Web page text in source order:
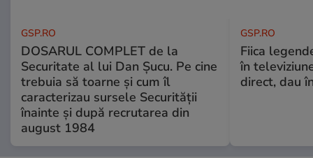
GSP.RO
DOSARUL COMPLET de la
Securitate al lui Dan Șucu. Pe cine
trebuia să toarne și cum îl
caracterizau sursele Securității
înainte și după recrutarea din
august 1984
GSP.RO
Fiica
în
direct, dau